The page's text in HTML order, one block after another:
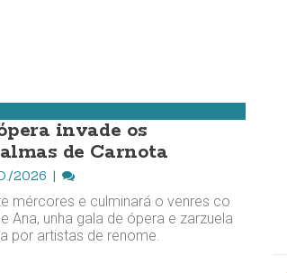
invade os
de Carnota
2026
mércores e culminará o venres co
Ana, unha gala de ópera e zarzuela
por artistas de renome.